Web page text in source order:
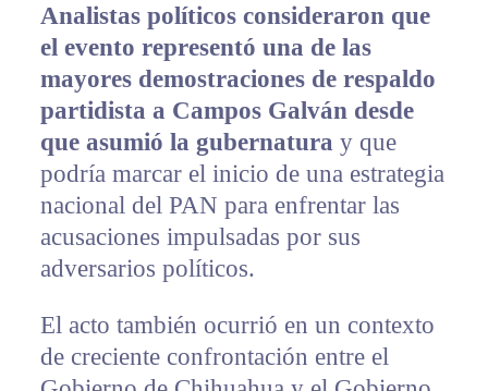
Analistas políticos consideraron que
el evento representó una de las
mayores demostraciones de respaldo
partidista a Campos Galván desde
que asumió la gubernatura y que
podría marcar el inicio de una estrategia
nacional del PAN para enfrentar las
acusaciones impulsadas por sus
adversarios políticos.
El acto también ocurrió en un contexto
de creciente confrontación entre el